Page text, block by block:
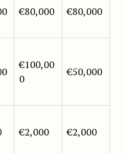
€80,000 €80,000
€100,00
0
€50,000
€2,000 €2,000